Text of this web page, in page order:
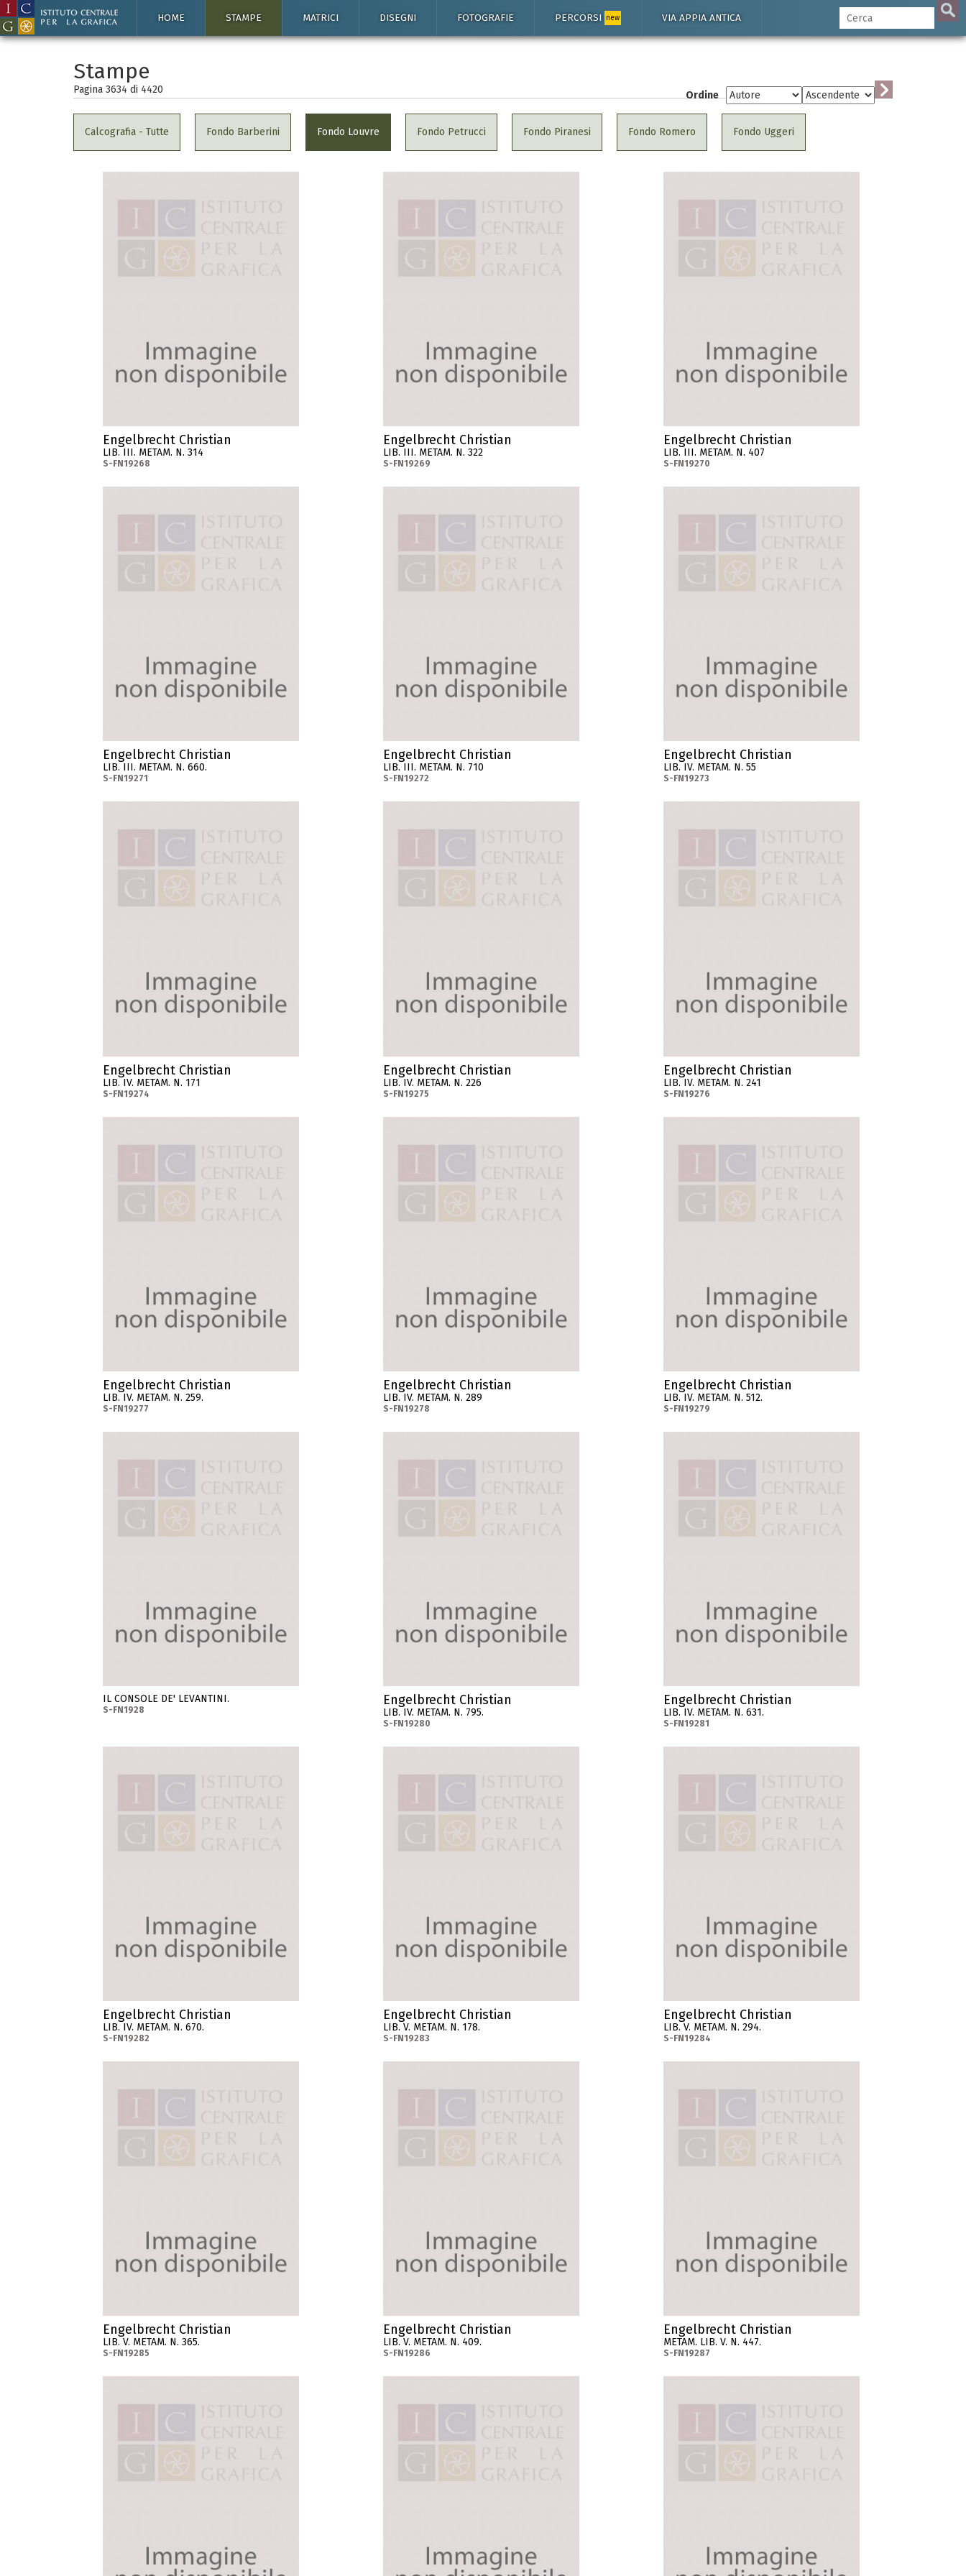
HOME STAMPE MATRICI DISEGNI FOTOGRAFIE PERCORSI new VIA APPIA ANTICA
Stampe
Pagina 3634 di 4420 Ordine
Calcografia - Tutte Fondo Barberini Fondo Louvre Fondo Petrucci Fondo Piranesi Fondo Romero Fondo Uggeri
Engelbrecht Christian
LIB. III. METAM. N. 314
S-FN19268
Engelbrecht Christian
LIB. III. METAM. N. 322
S-FN19269
Engelbrecht Christian
LIB. III. METAM. N. 407
S-FN19270
Engelbrecht Christian
LIB. III. METAM. N. 660.
S-FN19271
Engelbrecht Christian
LIB. III. METAM. N. 710
S-FN19272
Engelbrecht Christian
LIB. IV. METAM. N. 55
S-FN19273
Engelbrecht Christian
LIB. IV. METAM. N. 171
S-FN19274
Engelbrecht Christian
LIB. IV. METAM. N. 226
S-FN19275
Engelbrecht Christian
LIB. IV. METAM. N. 241
S-FN19276
Engelbrecht Christian
LIB. IV. METAM. N. 259.
S-FN19277
Engelbrecht Christian
LIB. IV. METAM. N. 289
S-FN19278
Engelbrecht Christian
LIB. IV. METAM. N. 512.
S-FN19279
IL CONSOLE DE' LEVANTINI.
S-FN1928
Engelbrecht Christian
LIB. IV. METAM. N. 795.
S-FN19280
Engelbrecht Christian
LIB. IV. METAM. N. 631.
S-FN19281
Engelbrecht Christian
LIB. IV. METAM. N. 670.
S-FN19282
Engelbrecht Christian
LIB. V. METAM. N. 178.
S-FN19283
Engelbrecht Christian
LIB. V. METAM. N. 294.
S-FN19284
Engelbrecht Christian
LIB. V. METAM. N. 365.
S-FN19285
Engelbrecht Christian
LIB. V. METAM. N. 409.
S-FN19286
Engelbrecht Christian
METAM. LIB. V. N. 447.
S-FN19287